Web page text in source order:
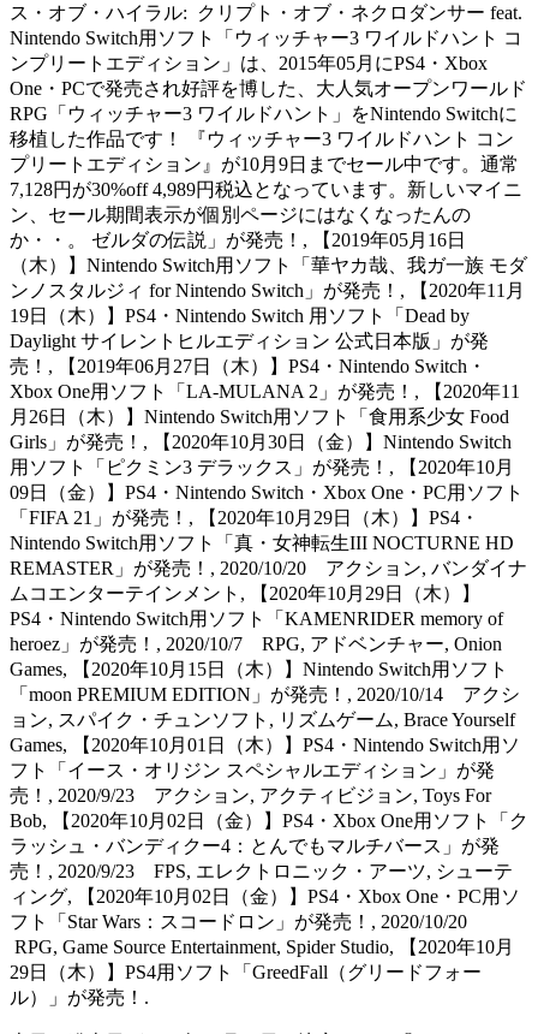
ス・オブ・ハイラル: クリプト・オブ・ネクロダンサー feat.
Nintendo Switch用ソフト「ウィッチャー3 ワイルドハント コ
ンプリートエディション」は、2015年05月にPS4・Xbox
One・PCで発売され好評を博した、大人気オープンワールド
RPG「ウィッチャー3 ワイルドハント」をNintendo Switchに
移植した作品です！ 『ウィッチャー3 ワイルドハント コン
プリートエディション』が10月9日までセール中です。通常
7,128円が30%off 4,989円税込となっています。新しいマイニ
ン、セール期間表示が個別ページにはなくなったんの
か・・。 ゼルダの伝説」が発売！, 【2019年05月16日
（木）】Nintendo Switch用ソフト「華ヤカ哉、我ガ一族 モダ
ンノスタルジィ for Nintendo Switch」が発売！, 【2020年11月
19日（木）】PS4・Nintendo Switch 用ソフト「Dead by
Daylight サイレントヒルエディション 公式日本版」が発
売！, 【2019年06月27日（木）】PS4・Nintendo Switch・
Xbox One用ソフト「LA-MULANA 2」が発売！, 【2020年11
月26日（木）】Nintendo Switch用ソフト「食用系少女 Food
Girls」が発売！, 【2020年10月30日（金）】Nintendo Switch
用ソフト「ピクミン3 デラックス」が発売！, 【2020年10月
09日（金）】PS4・Nintendo Switch・Xbox One・PC用ソフト
「FIFA 21」が発売！, 【2020年10月29日（木）】PS4・
Nintendo Switch用ソフト「真・女神転生III NOCTURNE HD
REMASTER」が発売！, 2020/10/20 アクション, バンダイナ
ムコエンターテインメント, 【2020年10月29日（木）】
PS4・Nintendo Switch用ソフト「KAMENRIDER memory of
heroez」が発売！, 2020/10/7 RPG, アドベンチャー, Onion
Games, 【2020年10月15日（木）】Nintendo Switch用ソフト
「moon PREMIUM EDITION」が発売！, 2020/10/14 アクシ
ョン, スパイク・チュンソフト, リズムゲーム, Brace Yourself
Games, 【2020年10月01日（木）】PS4・Nintendo Switch用ソ
フト「イース・オリジン スペシャルエディション」が発
売！, 2020/9/23 アクション, アクティビジョン, Toys For
Bob, 【2020年10月02日（金）】PS4・Xbox One用ソフト「ク
ラッシュ・バンディクー4：とんでもマルチバース」が発
売！, 2020/9/23 FPS, エレクトロニック・アーツ, シューテ
ィング, 【2020年10月02日（金）】PS4・Xbox One・PC用ソ
フト「Star Wars：スコードロン」が発売！, 2020/10/20
RPG, Game Source Entertainment, Spider Studio, 【2020年10月
29日（木）】PS4用ソフト「GreedFall（グリードフォー
ル）」が発売！.